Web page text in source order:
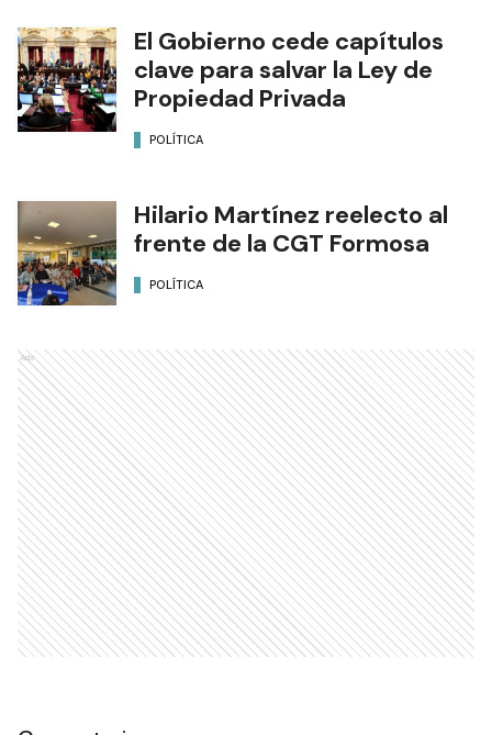
El Gobierno cede capítulos
clave para salvar la Ley de
Propiedad Privada
POLÍTICA
Hilario Martínez reelecto al
frente de la CGT Formosa
POLÍTICA
Ads